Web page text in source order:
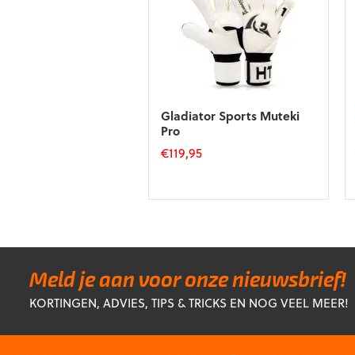
Gladiator Sports Muteki
Pro
€119,95
optie
kan
gekozen
Meld je aan voor onze nieuwsbrief!
KORTINGEN, ADVIES, TIPS & TRICKS EN NOG VEEL MEER!